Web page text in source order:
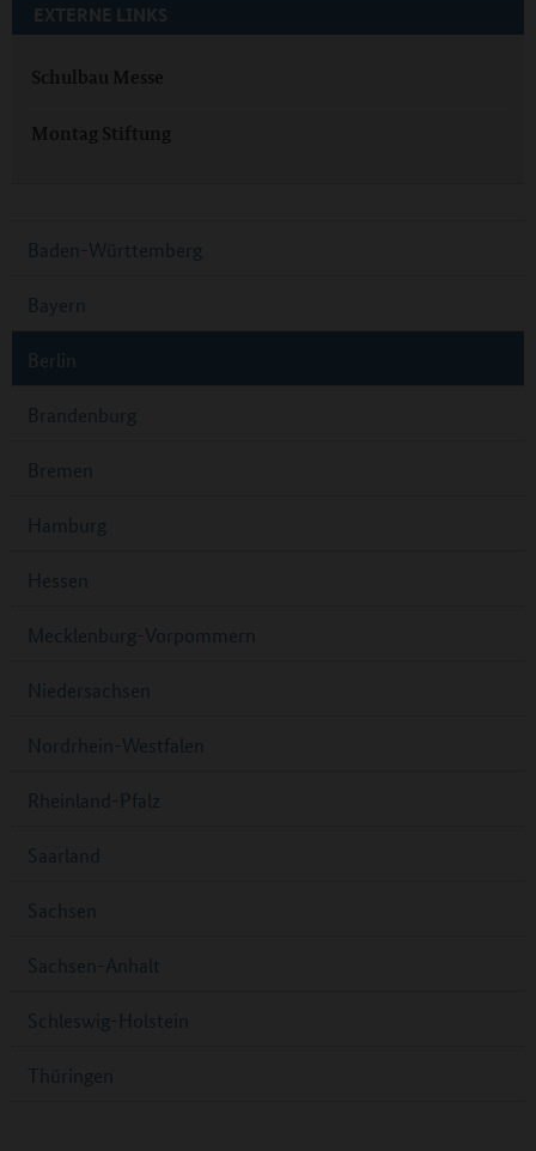
EXTERNE LINKS
Schulbau Messe
Montag Stiftung
Baden-Württemberg
Bayern
Berlin
Brandenburg
Bremen
Hamburg
Hessen
Mecklenburg-Vorpommern
Niedersachsen
Nordrhein-Westfalen
Rheinland-Pfalz
Saarland
Sachsen
Sachsen-Anhalt
Schleswig-Holstein
Thüringen